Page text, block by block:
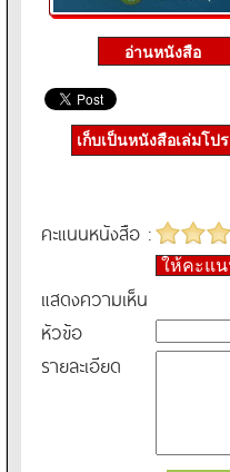
เก็บเป็นหนังสือเล่มโป
คะแนนหนังสือ :
ให้คะแ
แสดงความเห็น
หัวข้อ
รายละเอียด